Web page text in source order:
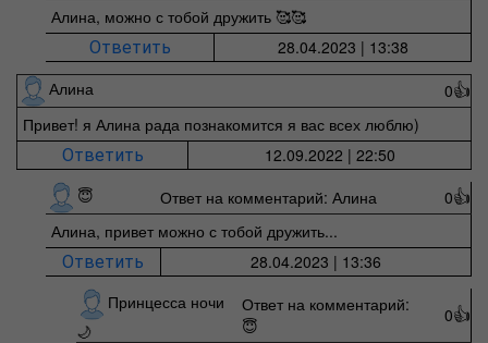
Алина, можно с тобой дружить 🥰🥰
Ответить
28.04.2023 | 13:38
Алина
0👍
Привет! я Алина рада познакомится я вас всех люблю)
Ответить
12.09.2022 | 22:50
😇
Ответ на комментарий: Алина 0👍
Алина, привет можно с тобой дружить...
Ответить
28.04.2023 | 13:36
Принцесса ночи
🌙
Ответ на комментарий:
😇
0👍